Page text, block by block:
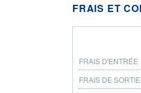
FRAIS ET
FRAIS D'ENTRÉE
FRAIS DE SORTIE